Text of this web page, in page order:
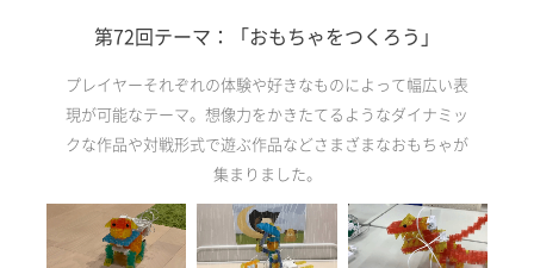
第72回テーマ：「おもちゃをつくろう」
プレイヤーそれぞれの体験や好きなものによって幅広い表
現が可能なテーマ。想像力をかきたてるようなダイナミッ
クな作品や対戦形式で遊ぶ作品などさまざまなおもちゃが
集まりました。